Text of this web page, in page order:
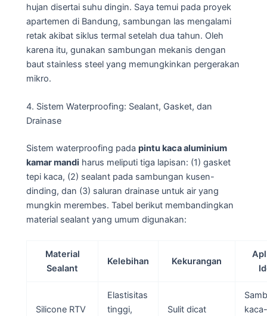
hujan disertai suhu dingin. Saya temui pada proyek
apartemen di Bandung, sambungan las mengalami
retak akibat siklus termal setelah dua tahun. Oleh
karena itu, gunakan sambungan mekanis dengan
baut stainless steel yang memungkinkan pergerakan
mikro.
4. Sistem Waterproofing: Sealant, Gasket, dan
Drainase
Sistem waterproofing pada pintu kaca aluminium
kamar mandi harus meliputi tiga lapisan: (1) gasket
tepi kaca, (2) sealant pada sambungan kusen-
dinding, dan (3) saluran drainase untuk air yang
mungkin merembes. Tabel berikut membandingkan
material sealant yang umum digunakan:
Material
Sealant
Kelebihan Kekurangan
Silicone RTV
Elastisitas
tinggi,
Sulit dicat
kaca-